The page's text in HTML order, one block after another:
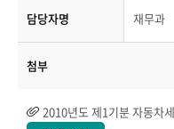
담당자명 재무과
첨부
2010년도 제1기분 자동차